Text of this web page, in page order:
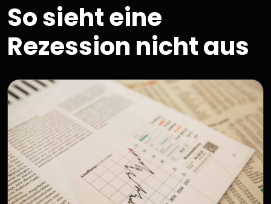
So sieht eine
Rezession nicht aus